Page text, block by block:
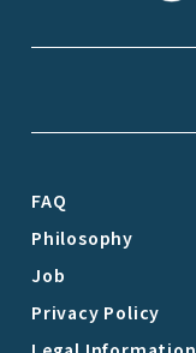
FAQ
Philosophy
Job
Privacy Policy